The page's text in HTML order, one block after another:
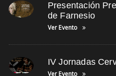
Presentación
de Farnesio
Ver Evento
IV Jornadas
Ver Evento